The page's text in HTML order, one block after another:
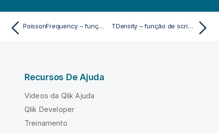
PoissonFrequency – função de script e gráfico TDensity – função de script e gráfico
Recursos De Ajuda
Vídeos da Qlik Ajuda
Qlik Developer
Treinamento